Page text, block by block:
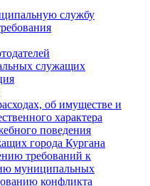
службу
служащих
об имуществе и
характера
поведения
города Кургана
требований к
муниципальных
конфликта